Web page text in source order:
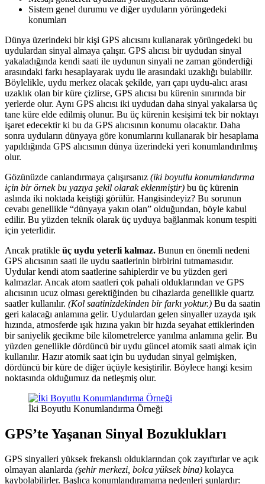
Sistem genel durumu ve diğer uyduların yörüngedeki
konumları
Dünya üzerindeki bir kişi GPS alıcısını kullanarak yörüngedeki bu
uydulardan sinyal almaya çalışır. GPS alıcısı bir uydudan sinyal
yakaladığında kendi saati ile uydunun sinyali ne zaman gönderdiği
arasındaki farkı hesaplayarak uydu ile arasındaki uzaklığı bulabilir.
Böylelikle, uydu merkez olacak şekilde, yarı çapı uydu-alıcı arası
uzaklık olan bir küre çizlirse, GPS alıcısı bu kürenin sınırında bir
yerlerde olur. Aynı GPS alıcısı iki uydudan daha sinyal yakalarsa üç
tane küre elde edilmiş olunur. Bu üç kürenin kesişimi tek bir noktayı
işaret edecektir ki bu da GPS alıcısının konumu olacaktır. Daha
sonra uyduların dünyaya göre konumlarını kullanarak bir hesaplama
yapıldığında GPS alıcısının dünya üzerindeki yeri konumlandırılmış
olur.
Gözünüzde canlandırmaya çalışırsanız (iki boyutlu konumlandırma
için bir örnek bu yazıya şekil olarak eklenmiştir) bu üç kürenin
aslında iki noktada keiştiği görülür. Hangisindeyiz? Bu sorunun
cevabı genellikle “dünyaya yakın olan” olduğundan, böyle kabul
edilir. Bu yüzden teknik olarak üç uyduya bağlanmak konum tespiti
için yeterlidir.
Ancak pratikle üç uydu yeterli kalmaz. Bunun en önemli nedeni
GPS alıcısının saati ile uydu saatlerinin birbirini tutmamasıdır.
Uydular kendi atom saatlerine sahiplerdir ve bu yüzden geri
kalmazlar. Ancak atom saatleri çok pahali olduklarından ve GPS
alıcısının ucuz olması gerektiğinden bu cihazlarda genellikle quartz
saatler kullanılır. (Kol saatinizdekinden bir farkı yoktur.) Bu da saatin
geri kalacağı anlamına gelir. Uydulardan gelen sinyaller uzayda ışık
hızında, atmosferde ışık hızına yakın bir hızda seyahat ettiklerinden
bir saniyelik gecikme bile kilometrelerce yanılma anlamına gelir. Bu
yüzden genellikle dördüncü bir uydu güncel atomik saati almak için
kullanılır. Hazır atomik saat için bu uydudan sinyal gelmişken,
dördüncü bir küre de diğer üçüyle kesiştirilir. Böylece hangi kesim
noktasında olduğumuz da netleşmiş olur.
İki Boyutlu Konumlandırma Örneği
GPS’te Yaşanan Sinyal Bozuklukları
GPS sinyalleri yüksek frekanslı olduklarından çok zayıftırlar ve açık
olmayan alanlarda (şehir merkezi, bolca yüksek bina) kolayca
kaybolabilirler. Başlıca konumlandıramama nedenleri şunlardır: